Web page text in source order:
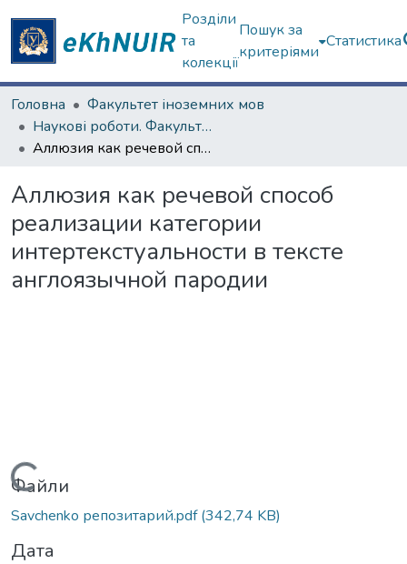
Розділи
та
колекції
Пошук за
критеріями
Статистика
Головна
Факультет іноземних мов
Наукові роботи. Факультет іноземних мов
Аллюзия как речевой способ реализации категории интертекстуальности в тексте англоязычной пародии
Аллюзия как речевой способ
реализации категории
интертекстуальности в тексте
англоязычной пародии
Вантажиться...
Файли
Savchenko репозитарий.pdf(342,74 KB)
Дата